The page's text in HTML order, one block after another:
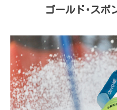
ゴールド･スポ